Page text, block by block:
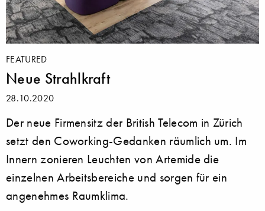
FEATURED
Neue Strahlkraft
28.10.2020
Der neue Firmensitz der British Telecom in Zürich
setzt den Coworking-Gedanken räumlich um. Im
Innern zonieren Leuchten von Artemide die
einzelnen Arbeitsbereiche und sorgen für ein
angenehmes Raumklima.